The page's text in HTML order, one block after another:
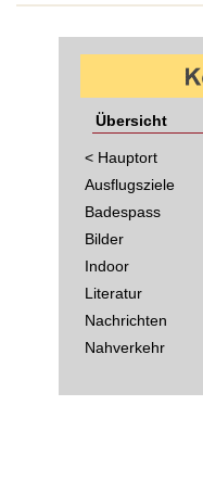
Übersicht
< Hauptort
Ausflugsziele
Badespass
Bilder
Indoor
Literatur
Nachrichten
Nahverkehr